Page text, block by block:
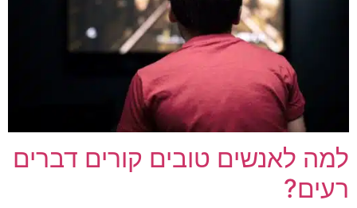
למה לאנשים טובים קורים דברים
רעים?